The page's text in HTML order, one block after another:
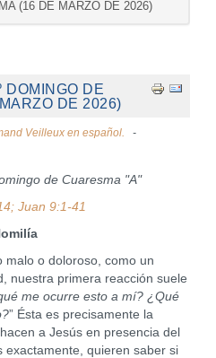
(16 DE MARZO DE 2026)
DOMINGO DE
DE 2026)
Veilleux en español.
de Cuaresma "A"
Juan 9:1-41
o doloroso, como un
nuestra primera reacción suele
me ocurre esto a mí? ¿Qué
” Ésta es precisamente la
a Jesús en presencia del
exactamente, quieren saber si